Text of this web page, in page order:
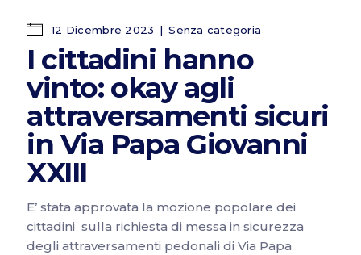
12 Dicembre 2023 Senza categoria
I cittadini hanno
vinto: okay agli
attraversamenti sicuri
in Via Papa Giovanni
XXIII
E’ stata approvata la mozione popolare dei
cittadini sulla richiesta di messa in sicurezza
degli attraversamenti pedonali di Via Papa